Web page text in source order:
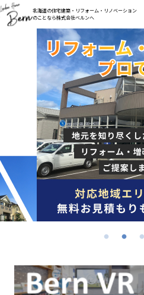
北海道の住宅建築・リフォーム・リノベーション
のことなら株式会社ベルンへ